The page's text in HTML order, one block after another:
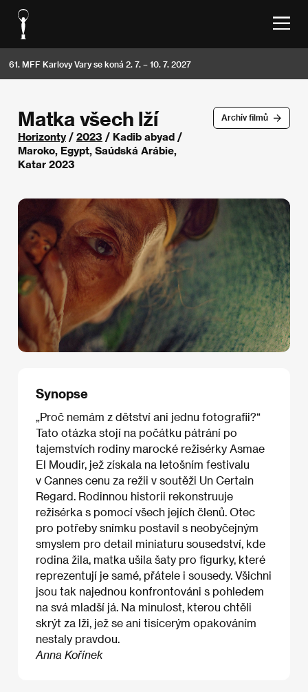
61. MFF Karlovy Vary se koná 2. 7. – 10. 7. 2027
Archív filmů
Matka všech lží
Horizonty/ 2023 / Kadib abyad /
Maroko, Egypt, Saúdská Arábie,
Katar 2023
Synopse
„Proč nemám z dětství ani jednu fotografii?“
Tato otázka stojí na počátku pátrání po
tajemstvích rodiny marocké režisérky Asmae
El Moudir, jež získala na letošním festivalu
v Cannes cenu za režii v soutěži Un Certain
Regard. Rodinnou historii rekonstruuje
režisérka s pomocí všech jejích členů. Otec
pro potřeby snímku postavil s neobyčejným
smyslem pro detail miniaturu sousedství, kde
rodina žila, matka ušila šaty pro figurky, které
reprezentují je samé, přátele i sousedy. Všichni
jsou tak najednou konfrontováni s pohledem
na svá mladší já. Na minulost, kterou chtěli
skrýt za lži, jež se ani tisícerým opakováním
nestaly pravdou.
Anna Kořínek